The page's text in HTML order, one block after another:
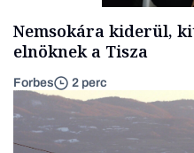
Nemsokára kiderül,
elnöknek a Tisza
Forbes 2 perc